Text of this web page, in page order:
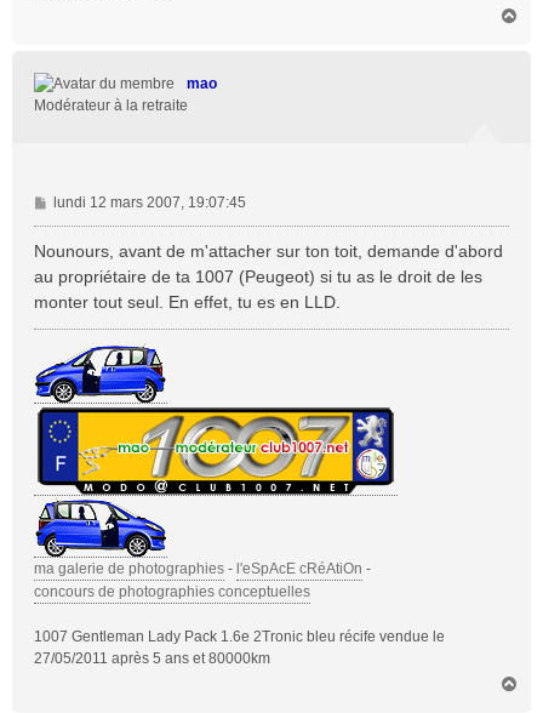
mao
Modérateur à la retraite
M
e
a
g
e
lundi 12 mars 2007, 19:07:45
Nounours, avant de m'attacher sur ton toit, demande d'abord
au propriétaire de ta 1007 (Peugeot) si tu as le droit de les
monter tout seul. En effet, tu es en LLD.
ma galerie de photographies - l'eSpAcE cRéAtiOn -
concours de photographies conceptuelles
1007 Gentleman Lady Pack 1.6e 2Tronic bleu récife vendue le
27/05/2011 après 5 ans et 80000km